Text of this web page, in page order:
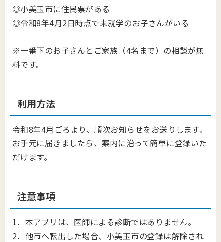
◎小美玉市に住民票がある
◎令和8年4月2日時点で未就学のお子さんがいる
※一番下のお子さんとご家族（4名まで）の相談が無
料です。
利用方法
令和8年4月ごろより、順次お知らせをお送りします。
お手元に届きましたら、案内に沿って簡単に登録いた
だけます。
注意事項
1．本アプリは、医師による診断ではありません。
2．他市へ転出した場合、小美玉市の登録は解除され